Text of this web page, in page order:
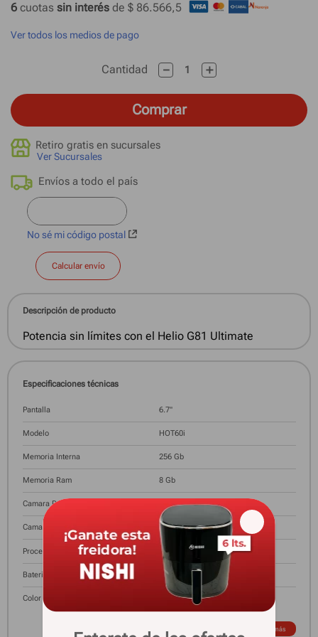
6 cuotas sin interés de $ 86.566,5
Ver todos los medios de pago
Comprar
Cantidad ＋
－
No sé mi código postal
Calcular envío
Retiro gratis en sucursales
Ver Sucursales
Descripción de producto
Potencia sin límites con el Helio G81 Ultimate
Especificaciones técnicas
Pantalla 6.7"
Modelo HOT60i
Memoria Interna 256 Gb
Memoria Ram 8 Gb
Camara Posterior 50 Mpx
Camara Frontal 8 Mpx
Procesador MediaTek Helio G81 Ultimate
Bateria 5160 mAh
Color Plata
Ver más